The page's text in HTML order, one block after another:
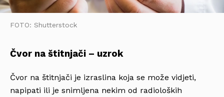
FOTO: Shutterstock
Čvor na štitnjači – uzrok
Čvor na štitnjači je izraslina koja se može vidjeti,
napipati ili je snimljena nekim od radioloških